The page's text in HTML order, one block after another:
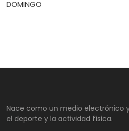
DOMINGO
Nace como un medio electrónico
el deporte y la actividad física.